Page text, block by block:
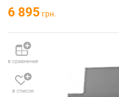
6 895 грн.
в сравнение
в список